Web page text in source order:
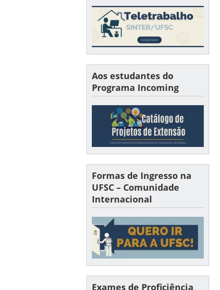
Aos estudantes do
Programa Incoming
Formas de Ingresso na
UFSC – Comunidade
Internacional
Exames de Proficiência